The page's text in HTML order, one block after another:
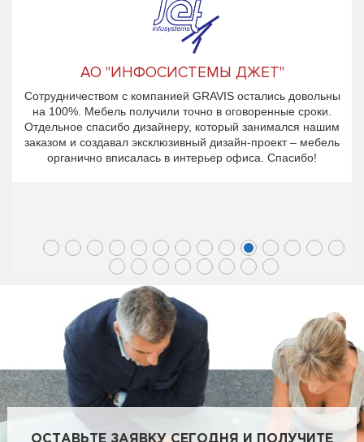
АО "ИНФОСИСТЕМЫ ДЖЕТ"
Сотрудничеством с компанией GRAVIS остались довольны
на 100%. Мебель получили точно в оговоренные сроки.
Отдельное спасибо дизайнеру, который занимался нашим
заказом и создавал эксклюзивный дизайн-проект – мебель
органично вписалась в интерьер офиса. Спасибо!
ОСТАВЬТЕ ЗАЯВКУ СЕГОДНЯ И ПОЛУЧИТЕ